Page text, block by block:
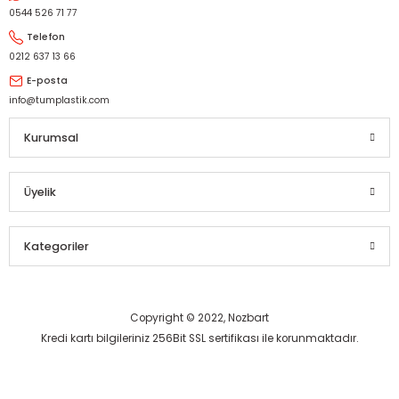
0544 526 71 77
Telefon
0212 637 13 66
E-posta
info@tumplastik.com
Kurumsal
Üyelik
Kategoriler
Copyright © 2022, Nozbart
Kredi kartı bilgileriniz 256Bit SSL sertifikası ile korunmaktadır.